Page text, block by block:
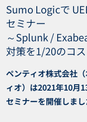
Sumo Logicで
セミナー
～Splunk /
対策を1/20のコ
ペンティオ株式会社
ィオ）は2021年10月
セミナーを開催しまし